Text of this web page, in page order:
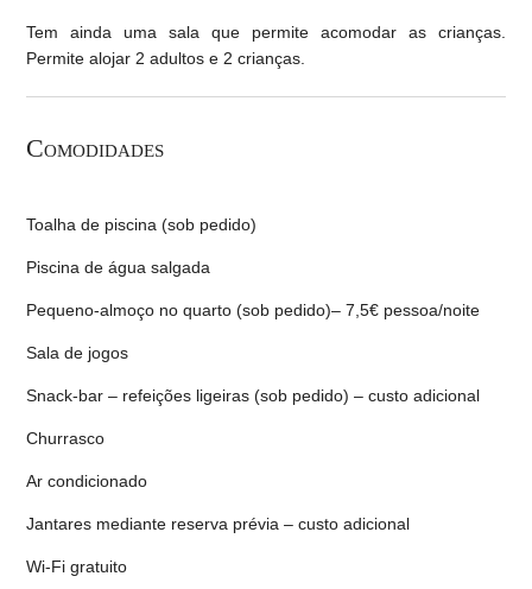
Tem ainda uma sala que permite acomodar as crianças.
Permite alojar 2 adultos e 2 crianças.
Comodidades
Toalha de piscina (sob pedido)
Piscina de água salgada
Pequeno-almoço no quarto (sob pedido)– 7,5€ pessoa/noite
Sala de jogos
Snack-bar – refeições ligeiras (sob pedido) – custo adicional
Churrasco
Ar condicionado
Jantares mediante reserva prévia – custo adicional
Wi-Fi gratuito